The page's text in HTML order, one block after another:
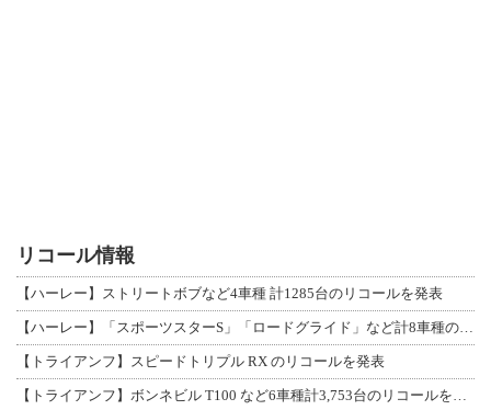
リコール情報
【ハーレー】ストリートボブなど4車種 計1285台のリコールを発表
【ハーレー】「スポーツスターS」「ロードグライド」など計8車種のリコールを発表
【トライアンフ】スピードトリプル RX のリコールを発表
【トライアンフ】ボンネビル T100 など6車種計3,753台のリコールを発表